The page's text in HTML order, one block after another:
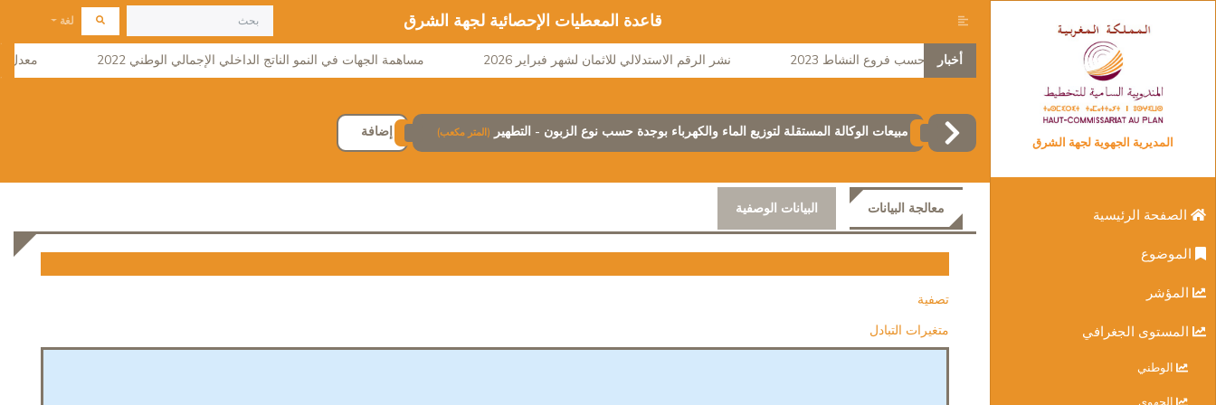
المديرية الجهوية لجهة الشرق
الصفحة الرئيسية
الموضوع
المؤشر
المستوى الجغرافي
الوطني
قاعدة المعطيات الإحصائية لجهة الشرق لغة
أخبار
الناتج الداخلي الإجمالي الجهوي حسب فروع النشاط 2023 نشر الرقم الاستدلالي للاثمان لشهر فبراير 2026 مساهمة الجهات في النمو الناتج الداخلي الإجمالي الوطني 2022 معدل
مبيعات الوكالة المستقلة لتوزيع الماء والكهرباء بوجدة حسب نوع الزبون - التطهير (المتر مكعب) إضافة
معالجة البيانات البيانات الوصفية
تصفية
متغيرات التبادل